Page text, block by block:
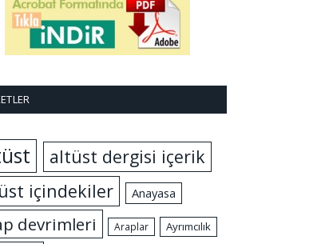
altüst dergisi içerik
içindekiler
Anayasa
devrimleri Araplar Ayrımcılık